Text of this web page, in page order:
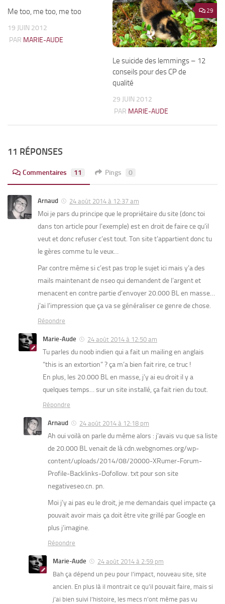
Me too, me too, me too
19 JUIN 2012
PAR MARIE-AUDE
29
Le suicide des lemmings – 12
conseils pour des CP de
qualité
29 JUIN 2012
PAR MARIE-AUDE
11 RÉPONSES
Commentaires 11 Pings 0
Arnaud 24 août 2014 à 12:37 am
Moi je pars du principe que le propriétaire du site (donc toi
dans ton article pour l’exemple) est en droit de faire ce qu’il
veut et donc refuser c’est tout. Ton site t’appartient donc tu
le gères comme tu le veux…
Par contre même si c’est pas trop le sujet ici mais y’a des
mails maintenant de nseo qui demandent de l’argent et
menacent en contre partie d’envoyer 20.000 BL en masse…
j’ai l’impression que ça va se généraliser ce genre de chose.
Répondre
Marie-Aude 24 août 2014 à 12:50 am
Tu parles du noob indien qui a fait un mailing en anglais
“this is an extortion” ? ça m’a bien fait rire, ce truc !
En plus, les 20.000 BL en masse, j’y ai eu droit il y a
quelques temps… sur un site installé, ça fait rien du tout.
Répondre
Arnaud 24 août 2014 à 12:18 pm
Ah oui voilà on parle du même alors : j’avais vu que sa liste
de 20.000 BL venait de là cdn.webgnomes.org/wp-
content/uploads/2014/08/20000-XRumer-Forum-
Profile-Backlinks-Dofollow. txt pour son site
negativeseo.cn. pn.
Moi j’y ai pas eu le droit, je me demandais quel impacte ça
pouvait avoir mais ça doit être vite grillé par Google en
plus j’imagine.
Répondre
Marie-Aude
24 août 2014 à 2:59 pm
Bah ça dépend un peu pour l’impact, nouveau site, site
ancien. En plus là il montrait ce qu’il pouvait faire, mais si
j’ai bien suivi l’histoire, les mecs n’ont même pas vu